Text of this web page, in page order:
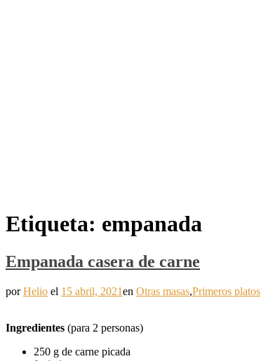
Etiqueta: empanada
Empanada casera de carne
porHelio el 15 abril, 2021en Otras masas,Primeros platos
Ingredientes (para 2 personas)
250 g de carne picada